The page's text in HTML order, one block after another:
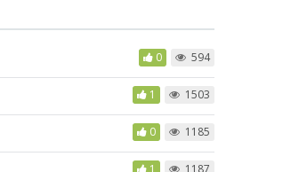
0 594
1 1503
0 1185